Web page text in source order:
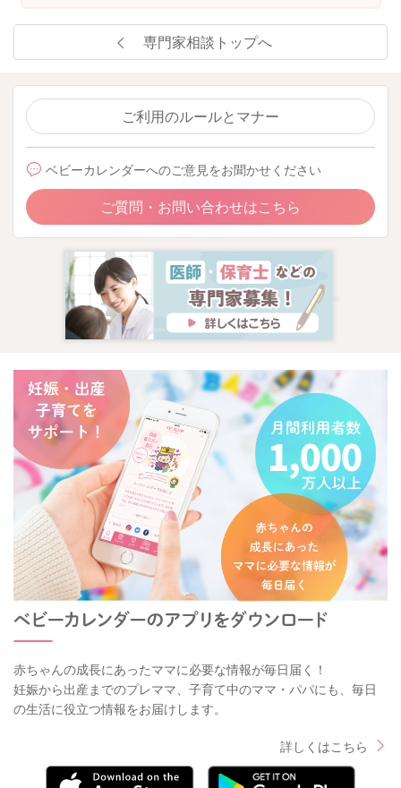
専門家相談トップへ
ご利用のルールとマナー
ベビーカレンダーへのご意見をお聞かせください
ご質問・お問い合わせはこちら
赤ちゃんの成長にあったママに必要な情報が毎日届く！
妊娠から出産までのプレママ、子育て中のママ・パパにも、毎日
の生活に役立つ情報をお届けします。
詳しくはこちら